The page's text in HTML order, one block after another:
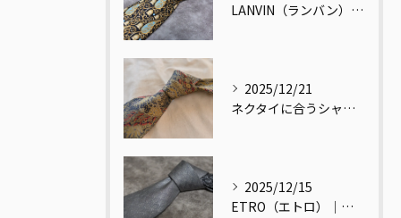
LANVIN（ランバン）｜メンズヴィンテージの視点で読み解く、最古のクチュールメゾン
2025/12/21
ネクタイに合うシャツ・合わないシャツとは？
2025/12/15
ETRO（エトロ）｜色と文化をまとう、大人のためのイタリアンエレガンス